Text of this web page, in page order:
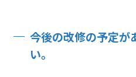
今後の改修の予定が
い。